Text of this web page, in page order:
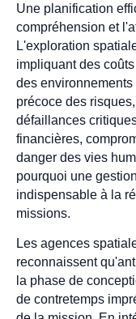
Une planification
compréhension et
L'exploration
impliquant des
des
précoce des
défaillances
financières,
danger des vies
pourquoi une
indispensable à la
missions.
Les agences
reconnaissent
la phase de
de contretemps